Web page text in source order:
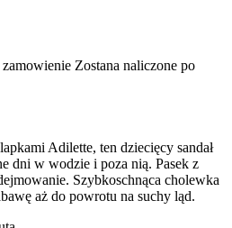
Zostana naliczone po
Adilette, ten dziecięcy sandał
dni w wodzie i poza nią. Pasek z
Szybkoschnąca cholewka
aż do powrotu na suchy ląd.